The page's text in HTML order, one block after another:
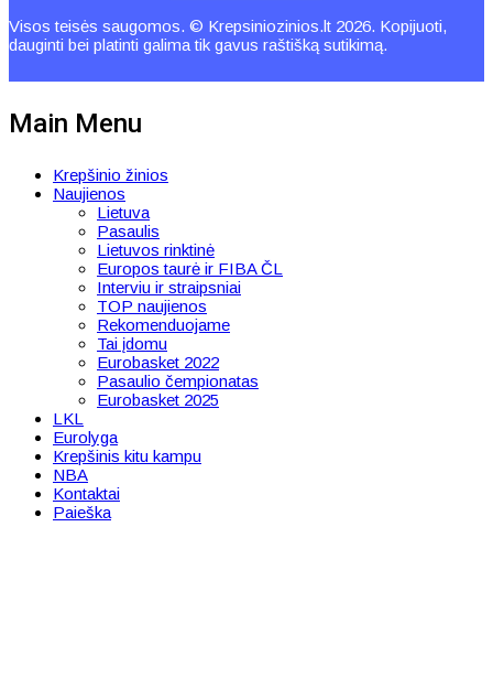
Visos teisės saugomos. © Krepsiniozinios.lt 2026. Kopijuoti,
dauginti bei platinti galima tik gavus raštišką sutikimą.
Main Menu
Krepšinio žinios
Naujienos
Lietuva
Pasaulis
Lietuvos rinktinė
Europos taurė ir FIBA ČL
Interviu ir straipsniai
TOP naujienos
Rekomenduojame
Tai įdomu
Eurobasket 2022
Pasaulio čempionatas
Eurobasket 2025
LKL
Eurolyga
Krepšinis kitu kampu
NBA
Kontaktai
Paieška